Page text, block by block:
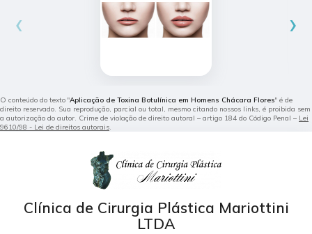
‹ ›
O conteúdo do texto "Aplicação de Toxina Botulínica em Homens Chácara Flores" é de
direito reservado. Sua reprodução, parcial ou total, mesmo citando nossos links, é proibida sem
a autorização do autor. Crime de violação de direito autoral – artigo 184 do Código Penal – Lei
9610/98 - Lei de direitos autorais.
Clínica de Cirurgia Plástica Mariottini
LTDA